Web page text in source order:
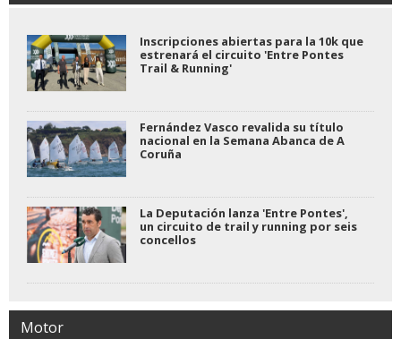
Inscripciones abiertas para la 10k que
estrenará el circuito 'Entre Pontes
Trail & Running'
Fernández Vasco revalida su título
nacional en la Semana Abanca de A
Coruña
La Deputación lanza 'Entre Pontes',
un circuito de trail y running por seis
concellos
Motor